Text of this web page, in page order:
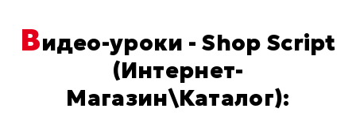
Видео-уроки - Shop Script
(Интернет-
Магазин\Каталог):